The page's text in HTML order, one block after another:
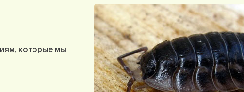
которые мы